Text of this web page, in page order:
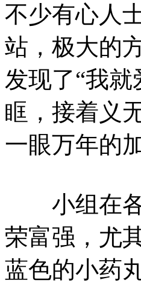
不少有心人
站，极大的
发现了“我
眶，接着义
一眼万年的
小组在各
荣富强，尤
蓝色的小药